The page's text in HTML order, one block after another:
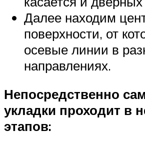
Далее находим
поверхности, от
осевые линии в
направлениях.
Непосредственно
укладки проходит в
этапов: